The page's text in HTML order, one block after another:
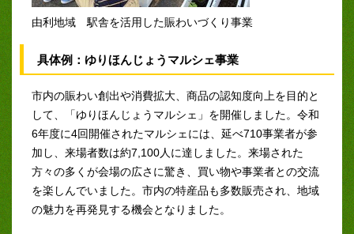
由利地域 駅舎を活用した賑わいづくり事業
具体例：ゆりほんじょうマルシェ事業
市内の賑わい創出や消費拡大、商品の認知度向上を目的と
して、「ゆりほんじょうマルシェ」を開催しました。令和
6年度に4回開催されたマルシェには、延べ710事業者が参
加し、来場者数は約7,100人に達しました。来場された
方々の多くが会場の広さに驚き、買い物や事業者との交流
を楽しんでいました。市内の特産品も多数販売され、地域
の魅力を再発見する機会となりました。